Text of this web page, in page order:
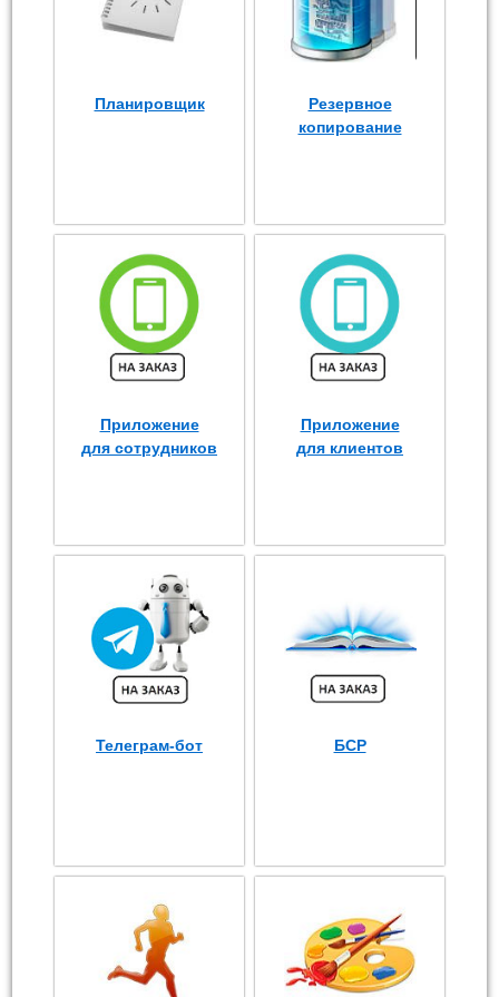
Планировщик
Резервное
копирование
Приложение
для сотрудников
Приложение
для клиентов
Телеграм-бот БСР